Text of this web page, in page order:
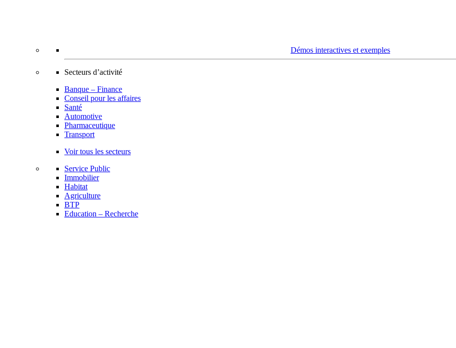
Démos interactives et exemples
Secteurs d’activité
Banque – Finance
Conseil pour les affaires
Santé
Automotive
Pharmaceutique
Transport
Voir tous les secteurs
Service Public
Immobilier
Habitat
Agriculture
BTP
Education – Recherche